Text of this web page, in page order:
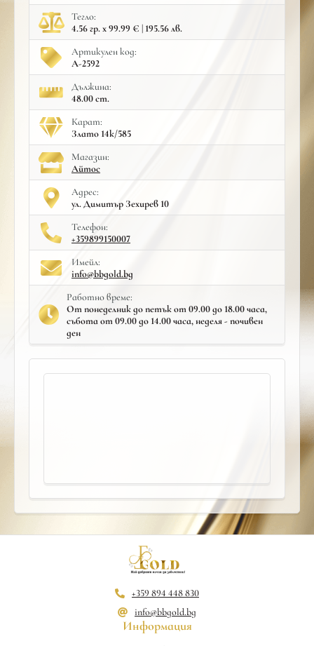
Тегло:
4.56 гр. x 99.99 € | 195.56 лв.
Артикулен код:
A-2592
Дължина:
48.00 cm.
Карат:
Злато 14к/585
Mагазин:
Айтос
Адрес:
ул. Димитър Зехирев 10
Телефон:
+359899150007
Имейл:
info@bbgold.bg
Работно време:
От понеделник до петък от 09.00 до 18.00 часа,
събота от 09.00 до 14.00 часа, неделя - почивен
ден
+359 894 448 830
info@bbgold.bg
Информация